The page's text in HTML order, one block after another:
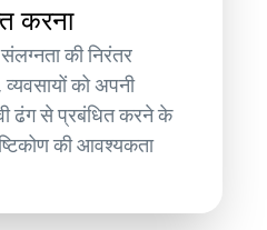
करना
की निरंतर
को अपनी
ढंग से प्रबंधित करने के
की आवश्यकता